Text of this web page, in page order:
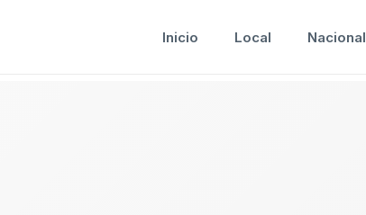
Inicio Local Nacional